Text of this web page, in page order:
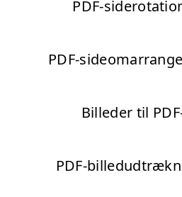
PDF-
PDF-
Billeder til
PDF-